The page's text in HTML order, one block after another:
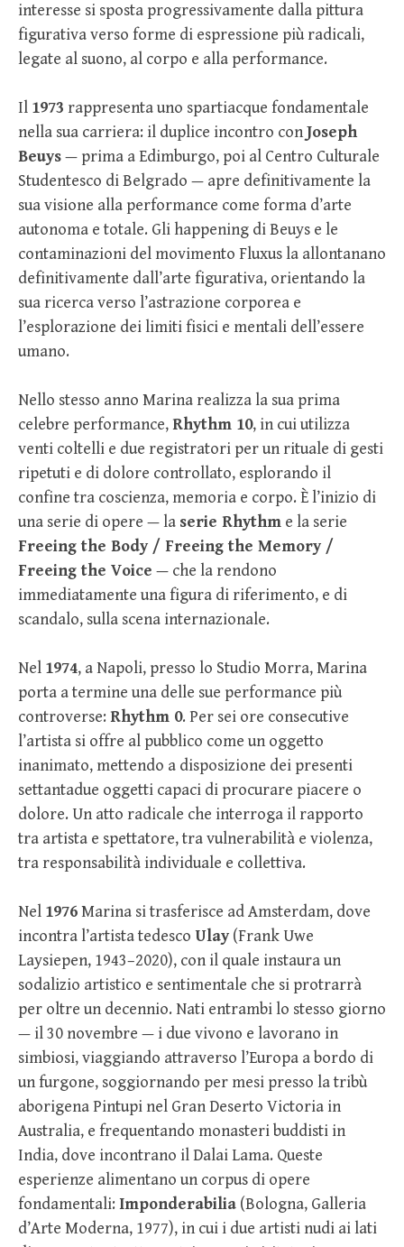
interesse si sposta progressivamente dalla pittura
figurativa verso forme di espressione più radicali,
legate al suono, al corpo e alla performance.
Il 1973 rappresenta uno spartiacque fondamentale
nella sua carriera: il duplice incontro conJoseph
Beuys— prima a Edimburgo, poi al Centro Culturale
Studentesco di Belgrado — apre definitivamente la
sua visione alla performance come forma d’arte
autonoma e totale. Gli happening di Beuys e le
contaminazioni del movimento Fluxus la allontanano
definitivamente dall’arte figurativa, orientando la
sua ricerca verso l’astrazione corporea e
l’esplorazione dei limiti fisici e mentali dell’essere
umano.
Nello stesso anno Marina realizza la sua prima
celebre performance,Rhythm 10, in cui utilizza
venti coltelli e due registratori per un rituale di gesti
ripetuti e di dolore controllato, esplorando il
confine tra coscienza, memoria e corpo. È l’inizio di
una serie di opere — la serie Rhythm e la serie
Freeing the Body / Freeing the Memory /
Freeing the Voice — che la rendono
immediatamente una figura di riferimento, e di
scandalo, sulla scena internazionale.
Nel 1974, a Napoli, presso lo Studio Morra, Marina
porta a termine una delle sue performance più
controverse: Rhythm 0. Per sei ore consecutive
l’artista si offre al pubblico come un oggetto
inanimato, mettendo a disposizione dei presenti
settantadue oggetti capaci di procurare piacere o
dolore. Un atto radicale che interroga il rapporto
tra artista e spettatore, tra vulnerabilità e violenza,
tra responsabilità individuale e collettiva.
Nel 1976Marina si trasferisce ad Amsterdam, dove
incontra l’artista tedesco Ulay (Frank Uwe
Laysiepen, 1943–2020), con il quale instaura un
sodalizio artistico e sentimentale che si protrarrà
per oltre un decennio. Nati entrambi lo stesso giorno
— il 30 novembre — i due vivono e lavorano in
simbiosi, viaggiando attraverso l’Europa a bordo di
un furgone, soggiornando per mesi presso la tribù
aborigena Pintupi nel Gran Deserto Victoria in
Australia, e frequentando monasteri buddisti in
India, dove incontrano il Dalai Lama. Queste
esperienze alimentano un corpus di opere
fondamentali: Imponderabilia (Bologna, Galleria
d’Arte Moderna, 1977), in cui i due artisti nudi ai lati